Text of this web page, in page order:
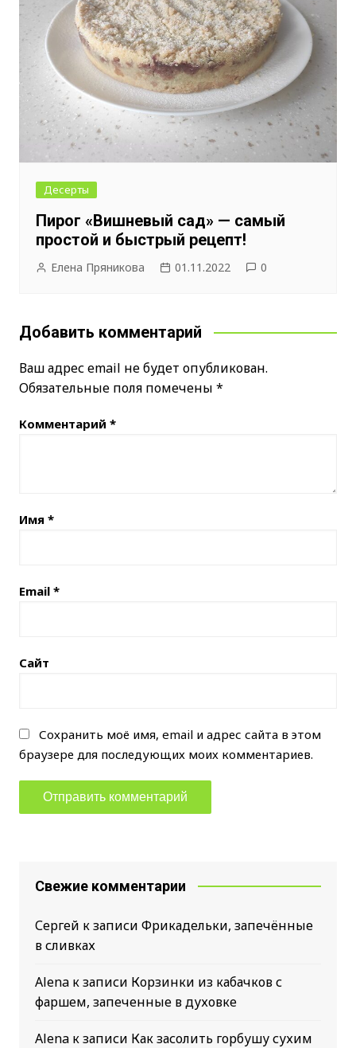
Десерты
Пирог «Вишневый сад» — самый
простой и быстрый рецепт!
Елена Пряникова 01.11.2022 0
Добавить комментарий
Ваш адрес email не будет опубликован.
Обязательные поля помечены *
Комментарий *
Имя *
Email *
Сайт
Сохранить моё имя, email и адрес сайта в этом
браузере для последующих моих комментариев.
Свежие комментарии
Сергей к записи Фрикадельки, запечённые
в сливках
Alenaк записи Корзинки из кабачков с
фаршем, запеченные в духовке
Alenaк записи Как засолить горбушу сухим